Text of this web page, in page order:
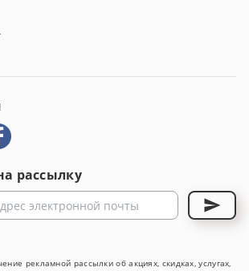
рассылку
рекламной рассылки об акциях, скидках, услугах,